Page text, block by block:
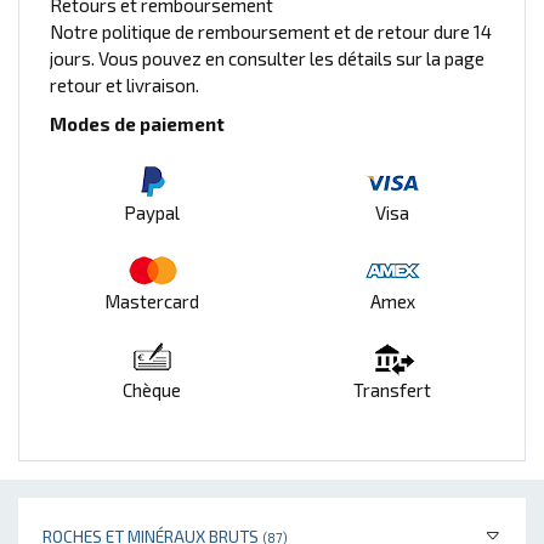
ROCHES ET MINÉRAUX BRUTS (87)
Retours et remboursement
Notre politique de remboursement et de retour dure 14
jours. Vous pouvez en consulter les détails sur la page
retour et livraison.
Modes de paiement
Paypal Visa
Mastercard Amex
Chèque Transfert